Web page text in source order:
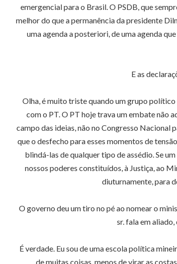
emergencial para o Brasil. O PSDB, que
melhor do que a permanência da presidente
uma agenda a posteriori, de uma agenda
E as
Olha, é muito triste quando um grupo político
com o PT. O PT hoje trava um embate não
campo das ideias, não no Congresso Nacional
que o desfecho para esses momentos de
blindá-las de qualquer tipo de assédio. Se
nossos poderes constituídos, à Justiça, ao
diuturnamente, para
O governo deu um tiro no pé ao nomear o
sr. fala em
É verdade. Eu sou de uma escola política
de muitas coisas, menos de virar as